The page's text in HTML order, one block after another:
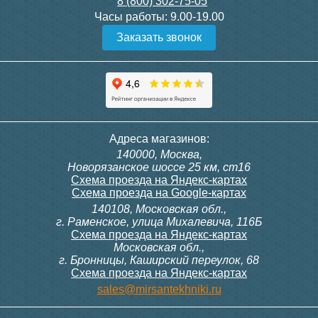
Конвектор ITT.080.200.1300
с решеткой GRILL.SGW-20-
Конвектор ITT.080.200.1000
с решеткой GRILL.SGW-20-
Конвектор ITT.080.200.1000
с решеткой GRILL.SGW-20-
Конвектор ITT.080.200.900 с
решеткой GRILL.SGA-20-
Подробнее Подробнее
100T, 230В (накладной,
расписание, упр.с пульта)
28 000
300, 230В (врезной - квадр.
коробка)
9 700
Часы работы: 9.00-19.00
Заказать звонок
Адреса магазинов:
140000, Москва,
Новорязанское шоссе 25 км, ст16
Схема проезда на Яндекс-картах
Схема проезда на Google-картах
140108, Московская обл.,
г. Раменское, улица Михалевича, 116Б
Схема проезда на Яндекс-картах
Московская обл.,
г. Бронницы, Каширский переулок, 68
Схема проезда на Яндекс-картах
sales@mirsantekhniki.ru